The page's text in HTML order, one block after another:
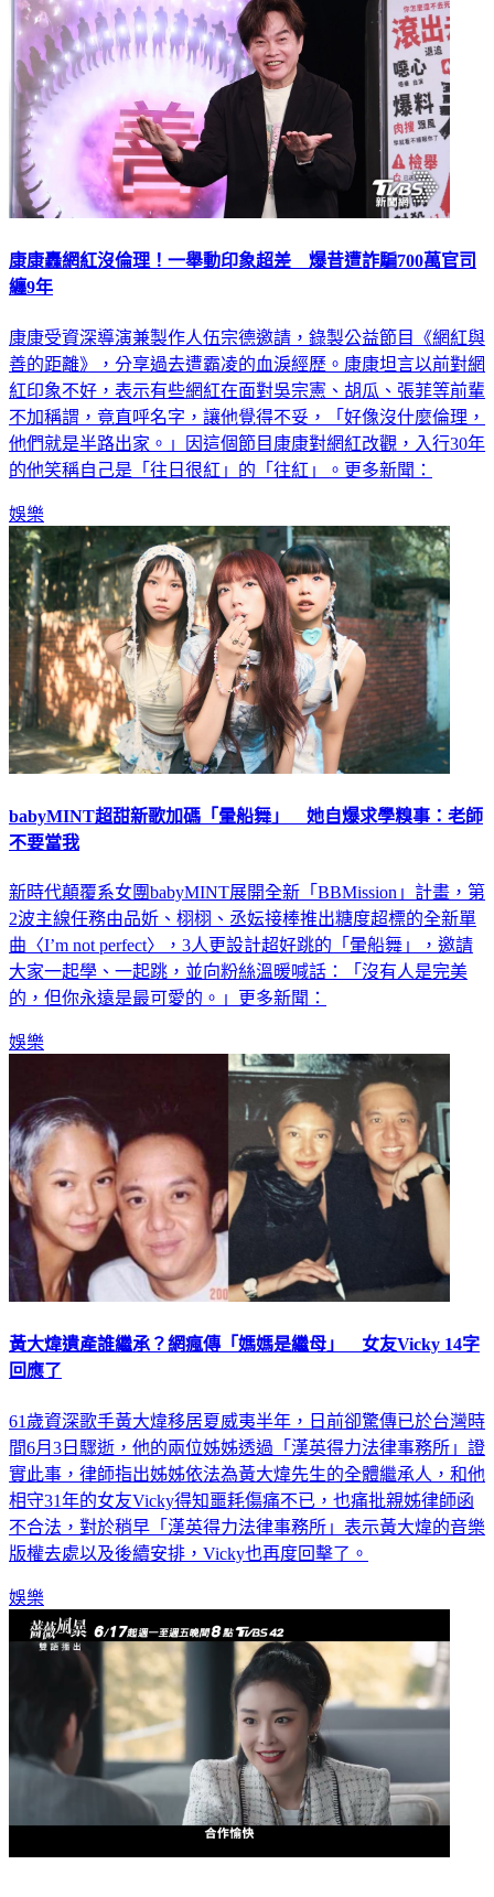
康康轟網紅沒倫理！一舉動印象超差 爆昔遭詐騙700萬官司
纏9年
康康受資深導演兼製作人伍宗德邀請，錄製公益節目《網紅與
善的距離》，分享過去遭霸凌的血淚經歷。康康坦言以前對網
紅印象不好，表示有些網紅在面對吳宗憲、胡瓜、張菲等前輩
不加稱謂，竟直呼名字，讓他覺得不妥，「好像沒什麼倫理，
他們就是半路出家。」因這個節目康康對網紅改觀，入行30年
的他笑稱自己是「往日很紅」的「往紅」。更多新聞：
娛樂
babyMINT超甜新歌加碼「暈船舞」 她自爆求學糗事：老師
不要當我
新時代顛覆系女團babyMINT展開全新「BBMission」計畫，第
2波主線任務由品妡、栩栩、丞妘接棒推出糖度超標的全新單
曲〈I’m not perfect〉，3人更設計超好跳的「暈船舞」，邀請
大家一起學、一起跳，並向粉絲溫暖喊話：「沒有人是完美
的，但你永遠是最可愛的。」更多新聞：
娛樂
黃大煒遺產誰繼承？網瘋傳「媽媽是繼母」 女友Vicky 14字
回應了
61歲資深歌手黃大煒移居夏威夷半年，日前卻驚傳已於台灣時
間6月3日驟逝，他的兩位姊姊透過「漢英得力法律事務所」證
實此事，律師指出姊姊依法為黃大煒先生的全體繼承人，和他
相守31年的女友Vicky得知噩耗傷痛不已，也痛批親姊律師函
不合法，對於稍早「漢英得力法律事務所」表示黃大煒的音樂
版權去處以及後續安排，Vicky也再度回擊了。
娛樂